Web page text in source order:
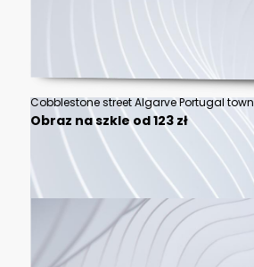
Cobblestone street Algarve Portugal town
Obraz na szkle od 123 zł